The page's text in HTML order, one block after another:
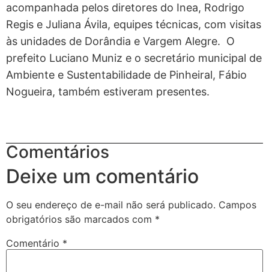
acompanhada pelos diretores do Inea, Rodrigo
Regis e Juliana Ávila, equipes técnicas, com visitas
às unidades de Dorândia e Vargem Alegre. O
prefeito Luciano Muniz e o secretário municipal de
Ambiente e Sustentabilidade de Pinheiral, Fábio
Nogueira, também estiveram presentes.
Comentários
Deixe um comentário
O seu endereço de e-mail não será publicado. Campos
obrigatórios são marcados com *
Comentário *